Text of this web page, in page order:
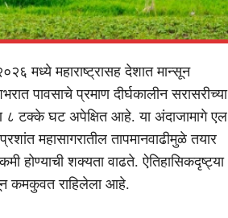
मध्ये महाराष्ट्रासह देशात मान्सून
पावसाचे प्रमाण दीर्घकालीन सरासरीच्या
टक्के घट अपेक्षित आहे. या अंदाजामागे एल
महासागरातील तापमानवाढीमुळे तयार
होण्याची शक्यता वाढते. ऐतिहासिकदृष्ट्या
कमकुवत राहिलेला आहे.